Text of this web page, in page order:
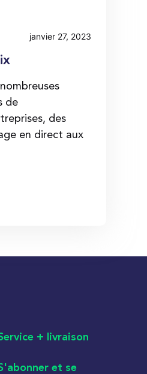
janvier 27, 2023
de
des
en direct aux
+ livraison
et se